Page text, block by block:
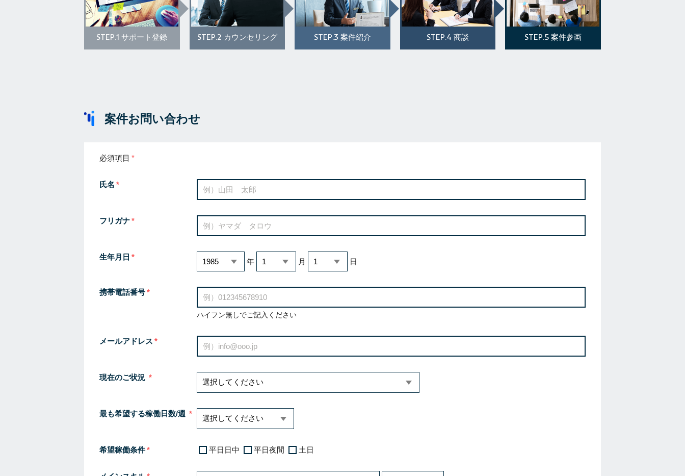
STEP.1 サポート登録 STEP.2 カウンセリング STEP.3 案件紹介 STEP.4 商談 STEP.5 案件参画
案件お問い合わせ
必須項目
氏名
フリガナ
生年月日
年 月 日
携帯電話番号
ハイフン無しでご記入ください
メールアドレス
現在のご状況
最も希望する稼働日数/週
希望稼働条件 平日日中 平日夜間 土日